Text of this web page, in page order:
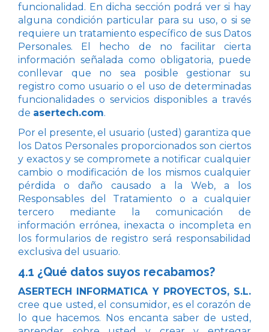
funcionalidad. En dicha sección podrá ver si hay
alguna condición particular para su uso, o si se
requiere un tratamiento específico de sus Datos
Personales. El hecho de no facilitar cierta
información señalada como obligatoria, puede
conllevar que no sea posible gestionar su
registro como usuario o el uso de determinadas
funcionalidades o servicios disponibles a través
de asertech.com.
Por el presente, el usuario (usted) garantiza que
los Datos Personales proporcionados son ciertos
y exactos y se compromete a notificar cualquier
cambio o modificación de los mismos cualquier
pérdida o daño causado a la Web, a los
Responsables del Tratamiento o a cualquier
tercero mediante la comunicación de
información errónea, inexacta o incompleta en
los formularios de registro será responsabilidad
exclusiva del usuario.
4.1 ¿Qué datos suyos recabamos?
ASERTECH INFORMATICA Y PROYECTOS, S.L.
cree que usted, el consumidor, es el corazón de
lo que hacemos. Nos encanta saber de usted,